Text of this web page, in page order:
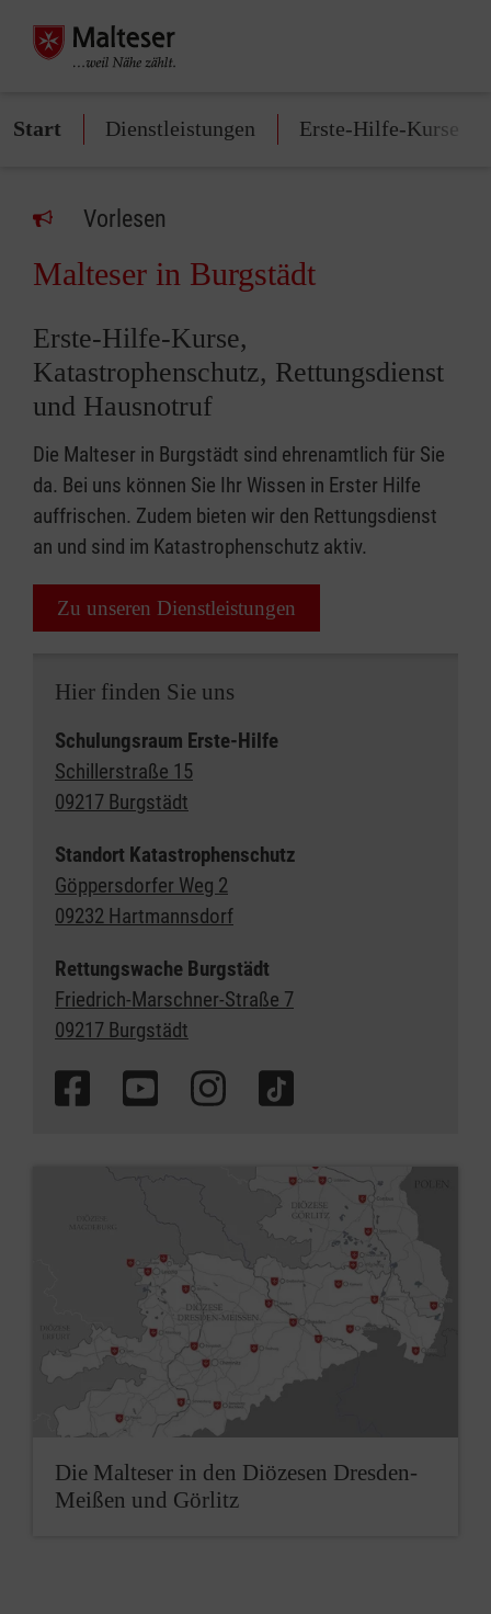
Start Dienstleistungen Erste-Hilfe-Kurse
Vorlesen
Malteser in Burgstädt
Erste-Hilfe-Kurse,
Katastrophenschutz, Rettungsdienst
und Hausnotruf
Die Malteser in Burgstädt sind ehrenamtlich für Sie
da. Bei uns können Sie Ihr Wissen in Erster Hilfe
auffrischen. Zudem bieten wir den Rettungsdienst
an und sind im Katastrophenschutz aktiv.
Zu unseren Dienstleistungen
Hier finden Sie uns
Schulungsraum Erste-Hilfe
Schillerstraße 15
09217 Burgstädt
Standort Katastrophenschutz
Göppersdorfer Weg 2
09232 Hartmannsdorf
Rettungswache Burgstädt
Friedrich-Marschner-Straße 7
09217 Burgstädt
Die Malteser in den Diözesen Dresden-
Meißen und Görlitz